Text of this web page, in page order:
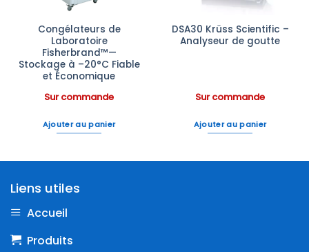
Congélateurs de
Laboratoire
Fisherbrand™—
Stockage à –20°C Fiable
et Économique
Sur commande
Ajouter au panier
DSA30 Krüss Scientific –
Analyseur de goutte
Sur commande
Ajouter au panier
Liens utiles
Accueil
Produits